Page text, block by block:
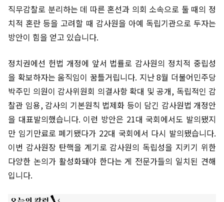
직무감찰로 분리하는 데 따른 혼선과 의회 소속으로 둘 때의 정
치적 혼란 등을 고려할 때 감사원을 아예 독립기관으로 두자는
방안이 힘을 얻고 있습니다.
정치권에선 헌법 개정에 앞서 법률로 감사원의 정치적 중립성
을 확보하자는 움직임이 꿈틀거립니다. 지난 8월 더불어민주당
박주민 의원이 감사위원회 의결사항 확대 및 공개, 독립적인 감
찰관 임용, 감사의 기본원칙 법제화 등이 담긴 감사원법 개정안
을 대표발의했습니다. 이런 방안은 21대 국회에서도 발의됐지
만 임기만료로 폐기됐다가 22대 국회에서 다시 발의됐습니다.
이번 감사원장 탄핵을 계기로 감사원의 독립성을 지키기 위한
다양한 논의가 활성화돼야 한다는 게 전문가들의 일치된 견해
입니다.